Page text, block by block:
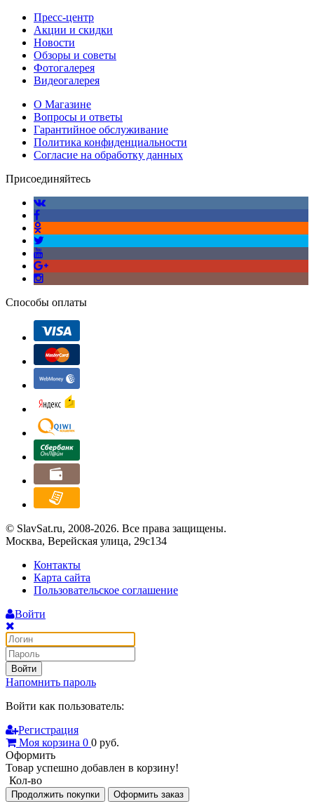
Пресс-центр
Акции и скидки
Новости
Обзоры и советы
Фотогалерея
Видеогалерея
О Магазине
Вопросы и ответы
Гарантийное обслуживание
Политика конфиденциальности
Согласие на обработку данных
Присоединяйтесь
Способы оплаты
© SlavSat.ru, 2008-2026. Все права защищены.
Москва, Верейская улица, 29с134
Контакты
Карта сайта
Пользовательское соглашение
Войти
Войти
Напомнить пароль
Войти как пользователь:
Регистрация
Моя корзина 0 0 руб.
Оформить
Товар успешно добавлен в корзину!
Кол-во
Продолжить покупки Оформить заказ